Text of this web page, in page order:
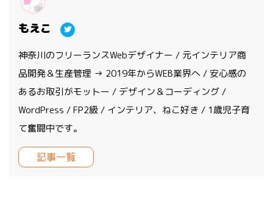
もえこ
神奈川のフリーランスWebデザイナー / 元インテリア商
品開発＆生産管理 → 2019年からWEB業界へ / 安心感の
あるお取引がモットー / デザイン＆コーディング /
WordPress / FP2級 / インテリア、ねこ好き / 1歳児子育
て奮闘中です。
記事一覧